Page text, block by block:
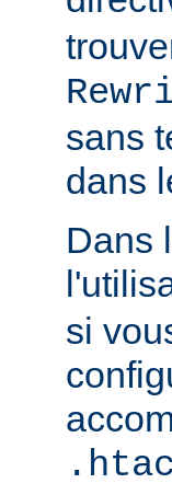
sans
dans
Dans
si